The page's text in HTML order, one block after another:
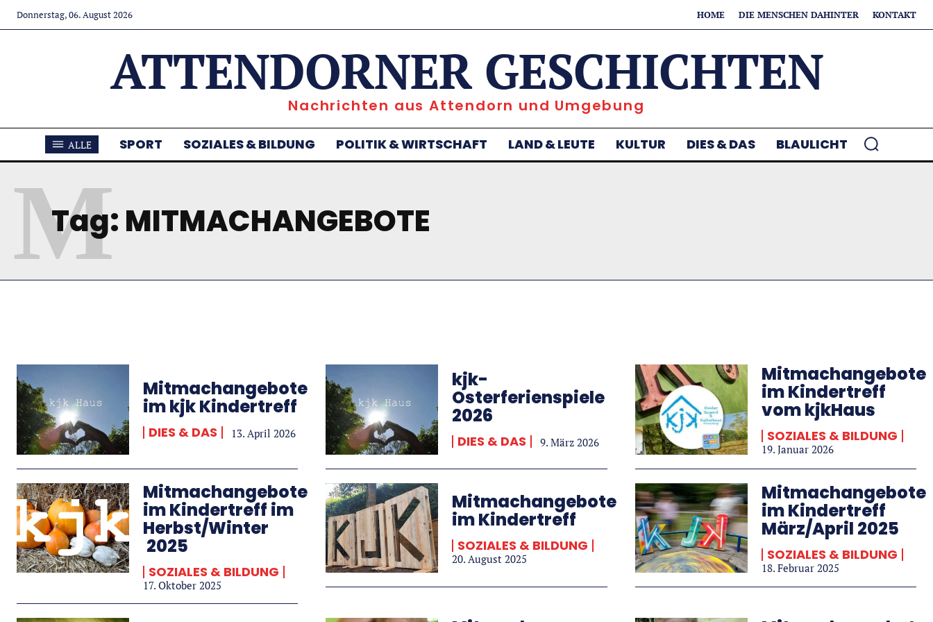
Donnerstag, 06. August 2026 HOME DIE MENSCHEN DAHINTER KONTAKT
ATTENDORNER GESCHICHTEN
Nachrichten aus Attendorn und Umgebung
ALLE SPORT SOZIALES & BILDUNG POLITIK & WIRTSCHAFT LAND & LEUTE KULTUR DIES & DAS BLAULICHT
Tag: MITMACHANGEBOTE
M
Mitmachangebote
im kjk Kindertreff
DIES & DAS 13. April 2026
kjk-
Osterferienspiele
2026
DIES & DAS 9. März 2026
Mitmachangebote
im Kindertreff
vom kjkHaus
SOZIALES & BILDUNG
19. Januar 2026
Mitmachangebote
im Kindertreff im
Herbst/Winter
2025
SOZIALES & BILDUNG
17. Oktober 2025
Mitmachangebote
im Kindertreff
SOZIALES & BILDUNG
20. August 2025
Mitmachangebote
im Kindertreff
März/April 2025
SOZIALES & BILDUNG
18. Februar 2025